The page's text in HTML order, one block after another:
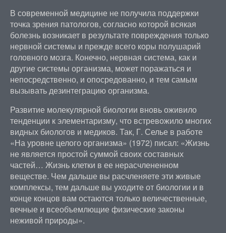
В современной медицине не получила поддержки
точка зрения патологов, согласно которой всякая
болезнь возникает в результате повреждения только
нервной системы и прежде всего коры полушарий
головного мозга. Конечно, нервная система, как и
другие системы организма, может поражаться и
непосредственно, и опосредованно, и тем самым
вызывать дезинтеграцию организма.
Развитие молекулярной биологии вновь оживило
тенденции к элементаризму, что встревожило многих
видных биологов и медиков. Так, Г. Селье в работе
«На уровне целого организма» (1972) писал: «Жизнь
не является простой суммой своих составных
частей… Жизнь клетки в ее нерасчлененном
веществе. Чем дальше вы расчленяете эти живые
комплексы, тем дальше вы уходите от биологии и в
конце концов вам остаются только величественные,
вечные и всеобъемлющие физические законы
неживой природы».